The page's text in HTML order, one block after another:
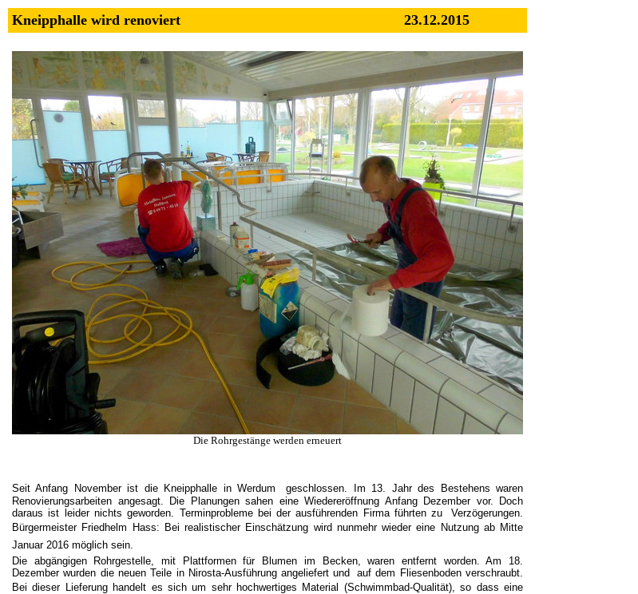
Kneipphalle wird renoviert 23.12.2015
Die Rohrgestänge werden erneuert
Seit Anfang November ist die Kneipphalle in Werdum
geschlossen. Im 13. Jahr des Bestehens waren
Renovierungsarbeiten angesagt. Die Planungen sahen eine Wiedereröffnung Anfang Dezember vor. Doch
daraus ist leider nichts geworden. Terminprobleme bei der ausführenden Firma führten zu
Verzögerungen.
Bürgermeister Friedhelm Hass: Bei realistischer Einschätzung wird nunmehr wieder eine Nutzung ab Mitte
Januar 2016 möglich sein.
Die abgängigen Rohrgestelle, mit Plattformen für Blumen im Becken, waren entfernt worden. Am 18.
Dezember wurden die neuen Teile in Nirosta-Ausführung angeliefert und
auf dem Fliesenboden verschraubt.
Bei dieser Lieferung handelt es sich um sehr hochwertiges Material (Schwimmbad-Qualität), so dass eine